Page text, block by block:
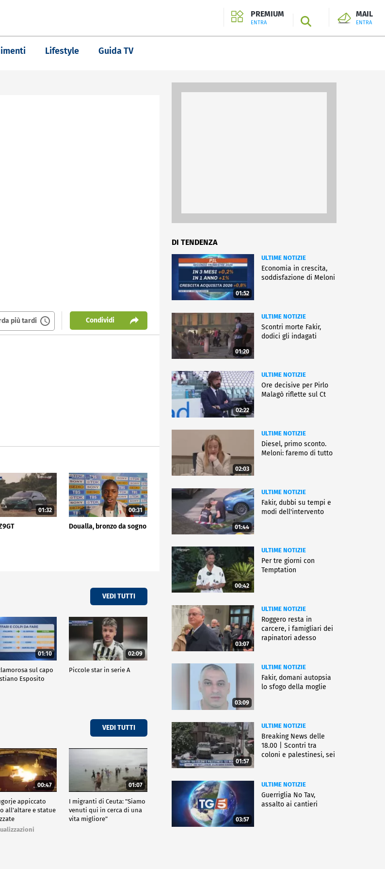
PREMIUM
ENTRA SEARCH
MAIL
ENTRA
Lifestyle Guida TV
più tardi Condividi
01:32 00:31
Doualla, bronzo da sogno
VEDI TUTTI
01:10
sul capo
Esposito
02:09
Piccole star in serie A
VEDI TUTTI
00:47
appiccato
all'altare e statue
01:07
I migranti di Ceuta: "Siamo
venuti qui in cerca di una
vita migliore"
DI TENDENZA
01:52
ULTIME NOTIZIE
Economia in crescita,
soddisfazione di Meloni
01:20
ULTIME NOTIZIE
Scontri morte Fakir,
dodici gli indagati
02:22
ULTIME NOTIZIE
Ore decisive per Pirlo
Malagò riflette sul Ct
02:03
ULTIME NOTIZIE
Diesel, primo sconto.
Meloni: faremo di tutto
01:44
ULTIME NOTIZIE
Fakir, dubbi su tempi e
modi dell'intervento
00:42
ULTIME NOTIZIE
Per tre giorni con
Temptation
03:07
ULTIME NOTIZIE
Roggero resta in
carcere, i famigliari dei
rapinatori adesso
03:09
ULTIME NOTIZIE
Fakir, domani autopsia
lo sfogo della moglie
01:57
ULTIME NOTIZIE
Breaking News delle
18.00 | Scontri tra
coloni e palestinesi, sei
03:57
ULTIME NOTIZIE
Guerriglia No Tav,
assalto ai cantieri